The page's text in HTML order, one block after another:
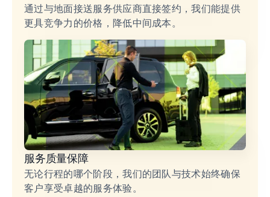
通过与地面接送服务供应商直接签约，我们能提供
更具竞争力的价格，降低中间成本。
服务质量保障
无论行程的哪个阶段，我们的团队与技术始终确保
客户享受卓越的服务体验。